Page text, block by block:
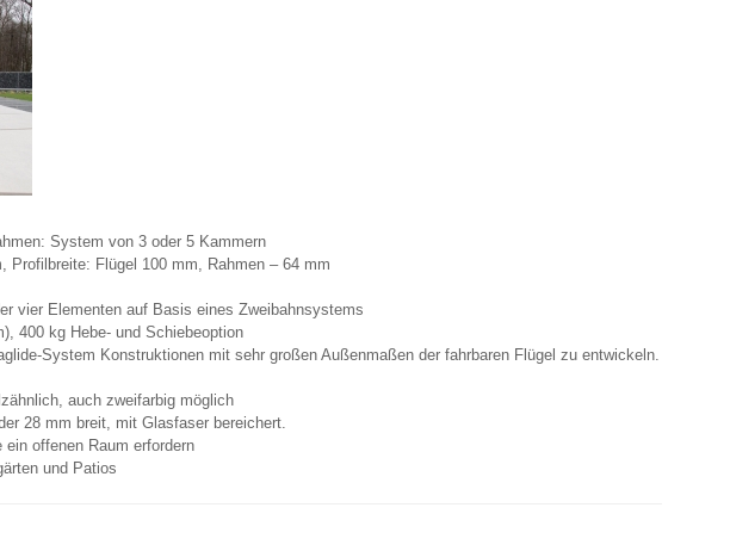
System von 3 oder 5 Kammern
Profilbreite: Flügel 100 mm, Rahmen – 64 mm
vier Elementen auf Basis eines Zweibahnsystems
400 kg Hebe- und Schiebeoption
System Konstruktionen mit sehr großen Außenmaßen der fahrbaren Flügel zu entwickeln.
auch zweifarbig möglich
28 mm breit, mit Glasfaser bereichert.
offenen Raum erfordern
und Patios